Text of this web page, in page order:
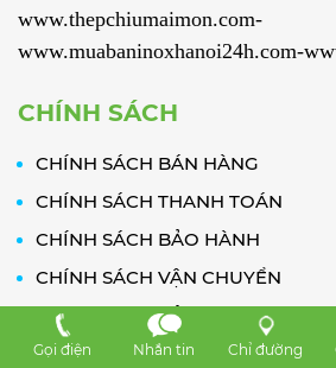
www.thepchiumaimon.com-
www.muabaninoxhanoi24h.com-
CHÍNH SÁCH
CHÍNH SÁCH BÁN HÀNG
CHÍNH SÁCH THANH TOÁN
CHÍNH SÁCH BẢO HÀNH
CHÍNH SÁCH VẬN CHUYỂN
CHÍNH SÁCH BẢO MẬT
CHĂM SÓC KHÁCH HÀNG
Gọi điện Nhắn tin Chỉ đường